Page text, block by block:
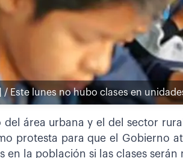
/ Este lunes no hubo clases en
del área urbana y el del sector
protesta para que el Gobierno
en la población si las clases serán